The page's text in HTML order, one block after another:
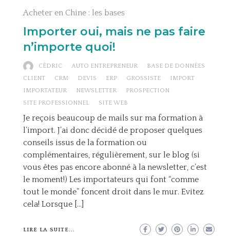
Acheter en Chine : les bases
Importer oui, mais ne pas faire
n’importe quoi!
CÉDRIC AUTO ENTREPRENEUR
BASE DE DONNÉES
CLIENT
CRM DEVIS ERP GROSSISTE
IMPORT
IMPORTATEUR
NEWSLETTER
PROSPECTION
SITE PROFESSIONNEL
SITE WEB
Je reçois beaucoup de mails sur ma formation à
l’import. J’ai donc décidé de proposer quelques
conseils issus de la formation ou
complémentaires, régulièrement, sur le blog (si
vous êtes pas encore abonné à la newsletter, c’est
le moment!) Les importateurs qui font “comme
tout le monde” foncent droit dans le mur. Evitez
cela! Lorsque […]
LIRE LA SUITE...